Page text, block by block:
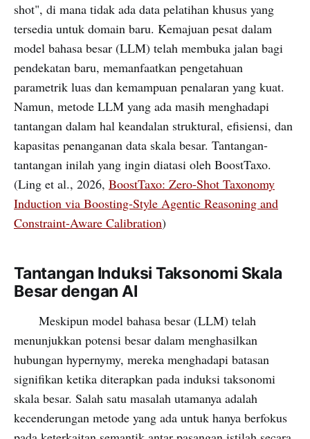
shot", di mana tidak ada data pelatihan khusus yang
tersedia untuk domain baru. Kemajuan pesat dalam
model bahasa besar (LLM) telah membuka jalan bagi
pendekatan baru, memanfaatkan pengetahuan
parametrik luas dan kemampuan penalaran yang kuat.
Namun, metode LLM yang ada masih menghadapi
tantangan dalam hal keandalan struktural, efisiensi, dan
kapasitas penanganan data skala besar. Tantangan-
tantangan inilah yang ingin diatasi oleh BoostTaxo.
(Ling et al., 2026, BoostTaxo: Zero-Shot Taxonomy
Induction via Boosting-Style Agentic Reasoning and
Constraint-Aware Calibration)
Tantangan Induksi Taksonomi Skala
Besar dengan AI
Meskipun model bahasa besar (LLM) telah
menunjukkan potensi besar dalam menghasilkan
hubungan hypernymy, mereka menghadapi batasan
signifikan ketika diterapkan pada induksi taksonomi
skala besar. Salah satu masalah utamanya adalah
kecenderungan metode yang ada untuk hanya berfokus